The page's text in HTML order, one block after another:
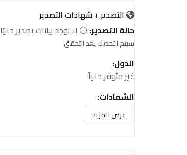
التصدير + شهادات التصدير
حالة التصدير: ⚪ لا توجد بيانات تصدير حاليًا
سيتم التحديث بعد التحقق
الدول:
غير متوفر حالياً
الشهادات:
غير متوفر حالياً
عرض المزيد